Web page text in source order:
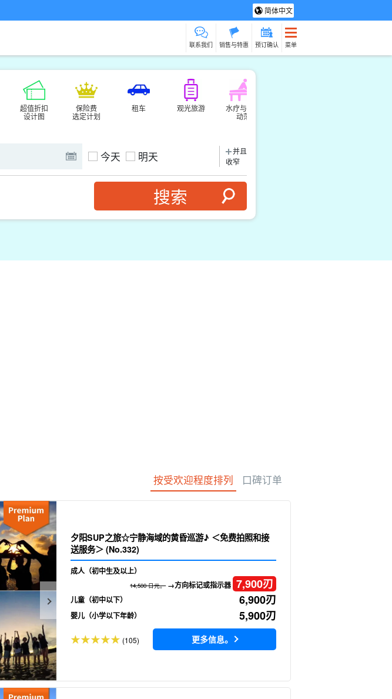
简体中文
联系我们 销售与特惠 预订确认 菜单
超值折扣
设计图
保险费
选定计划
租车 观光旅游
水疗与放松
动荡
今天 明天
并且
收窄
按受欢迎程度排列 口碑订单
夕阳SUP之旅☆宁静海域的黄昏巡游♪ ＜免费拍照和接
送服务＞ (No.332)
成人（初中生及以上）
14,500 日元。→方向标记或指示器 7,900刃
儿童（初中以下） 6,900刃
婴儿（小学以下年龄） 5,900刃
(105) 更多信息。